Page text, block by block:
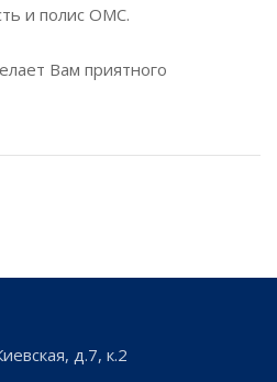
и полис ОМС.
Вам приятного
д.7, к.2